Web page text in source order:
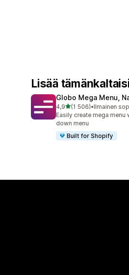
Lisää
Globo Mega Menu,
4,9/ 5 tähteä
(1 506)
1506 arvostelua yhteensä
•Ilmainen
Easily create mega
down menu
Built for Shopify